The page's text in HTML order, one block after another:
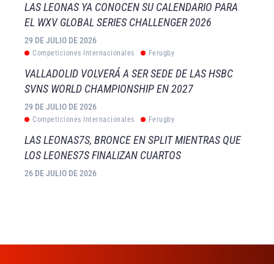
LAS LEONAS YA CONOCEN SU CALENDARIO PARA
EL WXV GLOBAL SERIES CHALLENGER 2026
29 DE JULIO DE 2026
Competiciones Internacionales Ferugby
VALLADOLID VOLVERÁ A SER SEDE DE LAS HSBC
SVNS WORLD CHAMPIONSHIP EN 2027
29 DE JULIO DE 2026
Competiciones Internacionales Ferugby
LAS LEONAS7S, BRONCE EN SPLIT MIENTRAS QUE
LOS LEONES7S FINALIZAN CUARTOS
26 DE JULIO DE 2026